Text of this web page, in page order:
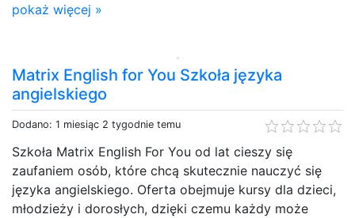
pokaż więcej »
Matrix English for You Szkoła języka
angielskiego
Dodano: 1 miesiąc 2 tygodnie temu
Szkoła Matrix English For You od lat cieszy się
zaufaniem osób, które chcą skutecznie nauczyć się
języka angielskiego. Oferta obejmuje kursy dla dzieci,
młodzieży i dorosłych, dzięki czemu każdy może